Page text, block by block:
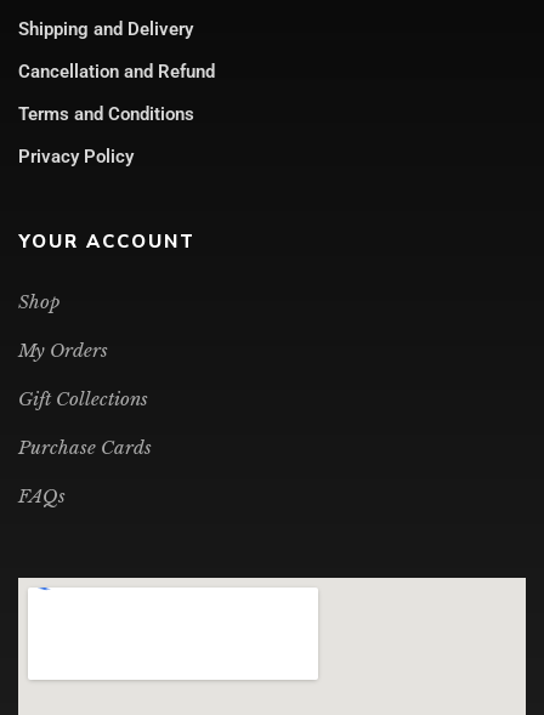
Shipping and Delivery
Cancellation and Refund
Terms and Conditions
Privacy Policy
YOUR ACCOUNT
Shop
My Orders
Gift Collections
Purchase Cards
FAQs